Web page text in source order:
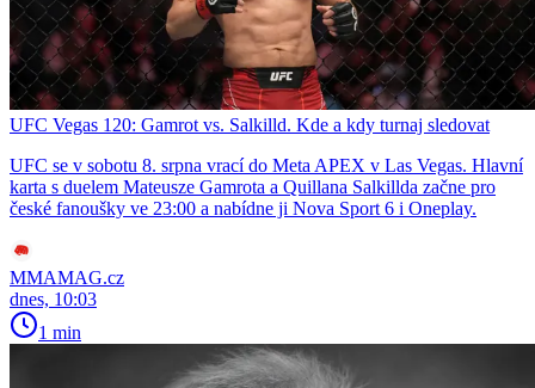
UFC Vegas 120: Gamrot vs. Salkilld. Kde a kdy turnaj sledovat
UFC se v sobotu 8. srpna vrací do Meta APEX v Las Vegas. Hlavní
karta s duelem Mateusze Gamrota a Quillana Salkillda začne pro
české fanoušky ve 23:00 a nabídne ji Nova Sport 6 i Oneplay.
MMAMAG.cz
dnes, 10:03
1 min